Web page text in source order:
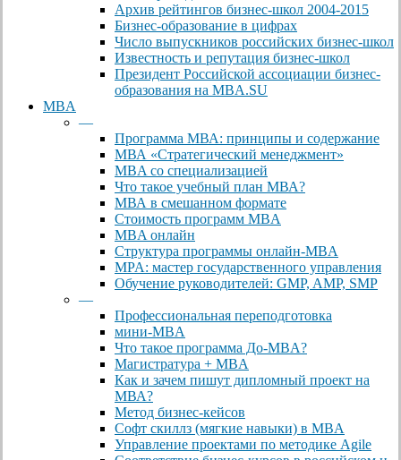
Архив рейтингов бизнес-школ 2004-2015
Бизнес-образование в цифрах
Число выпускников российских бизнес-школ
Известность и репутация бизнес-школ
Президент Российской ассоциации бизнес-
образования на MBA.SU
MBA
—
Программа МВА: принципы и содержание
МВА «Cтратегический менеджмент»
MBA со специализацией
Что такое учебный план МВА?
МВА в смешанном формате
Стоимость программ MBA
MBA онлайн
Cтруктура программы онлайн-MBA
MPA: мастер государственного управления
Обучение руководителей: GMP, AMP, SMP
—
Профессиональная переподготовка
мини-MBA
Что такое программа До-MBA?
Магистратура + MBA
Как и зачем пишут дипломный проект на
МВА?
Метод бизнес-кейсов
Софт скиллз (мягкие навыки) в MBA
Управление проектами по методике Agile